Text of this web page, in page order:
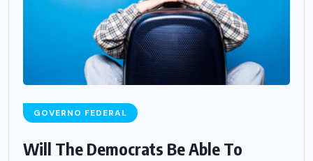
GOVERNO FEDERAL
Will The Democrats Be Able To